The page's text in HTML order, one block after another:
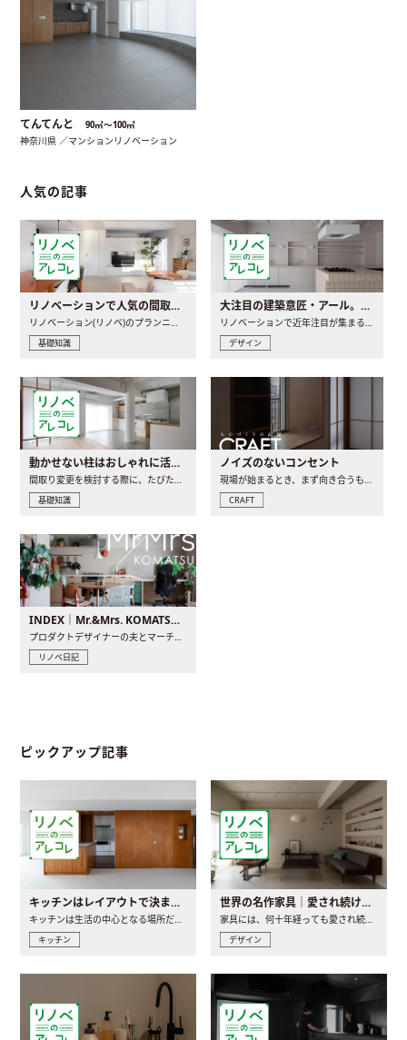
てんてんと 90㎡〜100㎡
神奈川県 ／マンションリノベーション
人気の記事
リノベーションで人気の間取りとは？トレンドの間取りと実例を徹底解説
リノベーション(リノベ)のプランニングで一番最初に決めるのは..
基礎知識
大注目の建築意匠・アール。人気の理由と空間に取り入れるポイント
リノベーションで近年注目が集まる建築意匠の一つであるアール..
デザイン
動かせない柱はおしゃれに活用！柱を魅せるリノベーション(リノベ)4選
間取り変更を検討する際に、たびたび皆さんの頭を悩ませる動か..
基礎知識
ノイズのないコンセント
現場が始まるとき、まず向き合うものの一つがコンセントです..
CRAFT
INDEX｜Mr.&Mrs. KOMATSU renovation diary
プロダクトデザイナーの夫とマーチャンダイザーの妻が、夫婦で..
リノベ日記
ピックアップ記事
キッチンはレイアウトで決まる。後悔しないための考え方と選び方
キッチンは生活の中心となる場所だからこそ、家の中のどこに置..
キッチン
世界の名作家具｜愛され続ける理由と一生モノとの出会い方
家具には、何十年経っても愛され続ける「名作」と呼ばれるもの..
デザイン